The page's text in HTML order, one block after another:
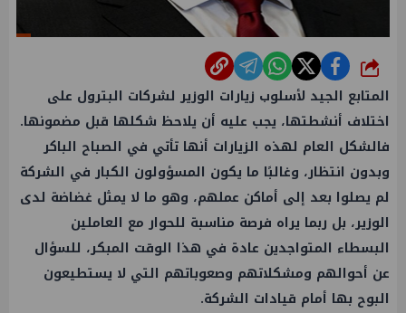
شارك
المتابع الجيد لأسلوب زيارات الوزير لشركات البترول على
اختلاف أنشطتها، يجب عليه أن يلاحظ شكلها قبل مضمونها.
فالشكل العام لهذه الزيارات أنها تأتي في الصباح الباكر
وبدون انتظار، وغالبًا ما يكون المسؤولون الكبار في الشركة
لم يصلوا بعد إلى أماكن عملهم، وهو ما لا يمثل غضاضة لدى
الوزير، بل ربما يراه فرصة مناسبة للحوار مع العاملين
البسطاء المتواجدين عادة في هذا الوقت المبكر، للسؤال
عن أحوالهم ومشكلاتهم وصعوباتهم التي لا يستطيعون
البوح بها أمام قيادات الشركة.